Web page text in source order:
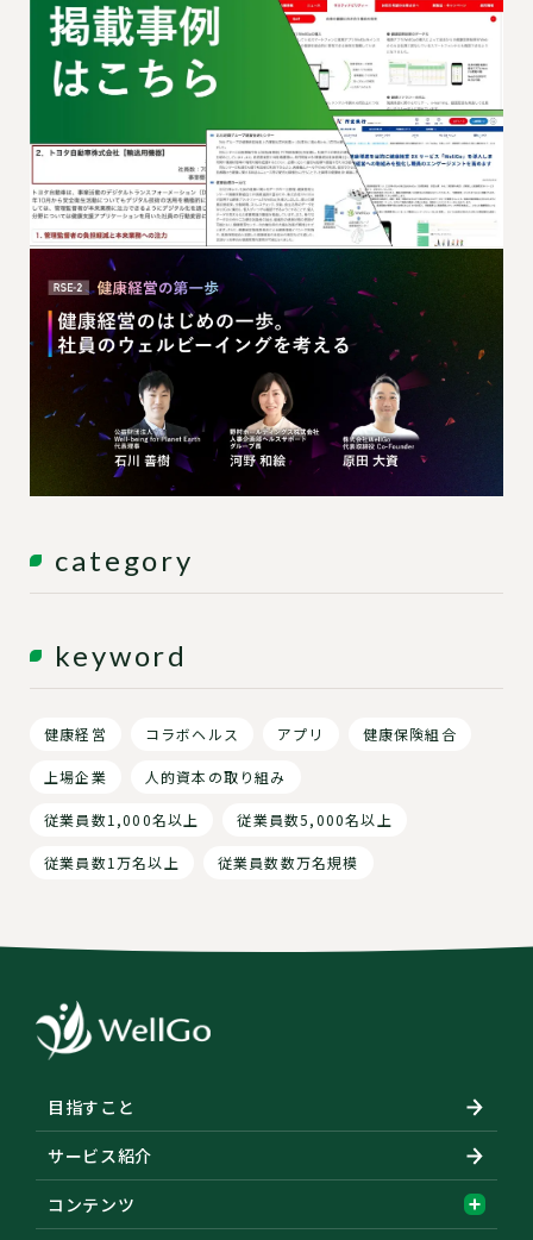
category
keyword
健康経営 コラボヘルス アプリ 健康保険組合
上場企業 人的資本の取り組み
従業員数1,000名以上 従業員数5,000名以上
従業員数1万名以上 従業員数数万名規模
目指すこと
サービス紹介
コンテンツ